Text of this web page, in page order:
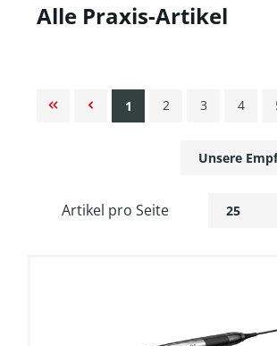
Alle Praxis-Artikel
1 2 3 4
Artikel pro Seite